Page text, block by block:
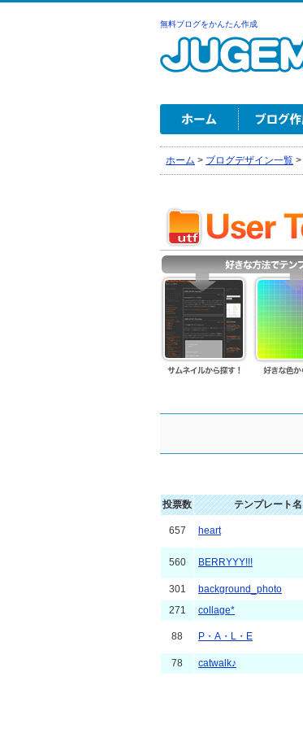
無料ブログをかんたん作成
ホーム > ブログデザイン一覧 >
投票数 テンプレート名
657 heart
560 BERRYYY!!!
301 background_photo
271
collage*
88 P・A・L・E
78 catwalk♪